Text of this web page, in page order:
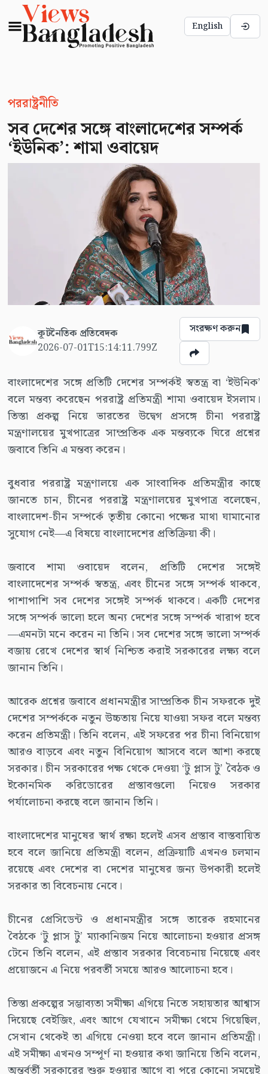
English
পররাষ্ট্রনীতি
সব দেশের সঙ্গে বাংলাদেশের সম্পর্ক
‘ইউনিক’: শামা ওবায়েদ
কূটনৈতিক প্রতিবেদক
2026-07-01T15:14:11.799Z
সংরক্ষণ করুন
বাংলাদেশের সঙ্গে প্রতিটি দেশের সম্পর্কই স্বতন্ত্র বা ‘ইউনিক’
বলে মন্তব্য করেছেন পররাষ্ট্র প্রতিমন্ত্রী শামা ওবায়েদ ইসলাম।
তিস্তা প্রকল্প নিয়ে ভারতের উদ্বেগ প্রসঙ্গে চীনা পররাষ্ট্র
মন্ত্রণালয়ের মুখপাত্রের সাম্প্রতিক এক মন্তব্যকে ঘিরে প্রশ্নের
জবাবে তিনি এ মন্তব্য করেন।
বুধবার পররাষ্ট্র মন্ত্রণালয়ে এক সাংবাদিক প্রতিমন্ত্রীর কাছে
জানতে চান, চীনের পররাষ্ট্র মন্ত্রণালয়ের মুখপাত্র বলেছেন,
বাংলাদেশ-চীন সম্পর্কে তৃতীয় কোনো পক্ষের মাথা ঘামানোর
সুযোগ নেই—এ বিষয়ে বাংলাদেশের প্রতিক্রিয়া কী।
জবাবে শামা ওবায়েদ বলেন, প্রতিটি দেশের সঙ্গেই
বাংলাদেশের সম্পর্ক স্বতন্ত্র, এবং চীনের সঙ্গে সম্পর্ক থাকবে,
পাশাপাশি সব দেশের সঙ্গেই সম্পর্ক থাকবে। একটি দেশের
সঙ্গে সম্পর্ক ভালো হলে অন্য দেশের সঙ্গে সম্পর্ক খারাপ হবে
—এমনটা মনে করেন না তিনি। সব দেশের সঙ্গে ভালো সম্পর্ক
বজায় রেখে দেশের স্বার্থ নিশ্চিত করাই সরকারের লক্ষ্য বলে
জানান তিনি।
আরেক প্রশ্নের জবাবে প্রধানমন্ত্রীর সাম্প্রতিক চীন সফরকে দুই
দেশের সম্পর্ককে নতুন উচ্চতায় নিয়ে যাওয়া সফর বলে মন্তব্য
করেন প্রতিমন্ত্রী। তিনি বলেন, এই সফরের পর চীনা বিনিয়োগ
আরও বাড়বে এবং নতুন বিনিয়োগ আসবে বলে আশা করছে
সরকার। চীন সরকারের পক্ষ থেকে দেওয়া ‘টু প্লাস টু’ বৈঠক ও
ইকোনমিক করিডোরের প্রস্তাবগুলো নিয়েও সরকার
পর্যালোচনা করছে বলে জানান তিনি।
বাংলাদেশের মানুষের স্বার্থ রক্ষা হলেই এসব প্রস্তাব বাস্তবায়িত
হবে বলে জানিয়ে প্রতিমন্ত্রী বলেন, প্রক্রিয়াটি এখনও চলমান
রয়েছে এবং দেশের বা দেশের মানুষের জন্য উপকারী হলেই
সরকার তা বিবেচনায় নেবে।
চীনের প্রেসিডেন্ট ও প্রধানমন্ত্রীর সঙ্গে তারেক রহমানের
বৈঠকে ‘টু প্লাস টু’ ম্যাকানিজম নিয়ে আলোচনা হওয়ার প্রসঙ্গ
টেনে তিনি বলেন, এই প্রস্তাব সরকার বিবেচনায় নিয়েছে এবং
প্রয়োজনে এ নিয়ে পরবর্তী সময়ে আরও আলোচনা হবে।
তিস্তা প্রকল্পের সম্ভাব্যতা সমীক্ষা এগিয়ে নিতে সহায়তার আশ্বাস
দিয়েছে বেইজিং, এবং আগে যেখানে সমীক্ষা থেমে গিয়েছিল,
সেখান থেকেই তা এগিয়ে নেওয়া হবে বলে জানান প্রতিমন্ত্রী।
এই সমীক্ষা এখনও সম্পূর্ণ না হওয়ার কথা জানিয়ে তিনি বলেন,